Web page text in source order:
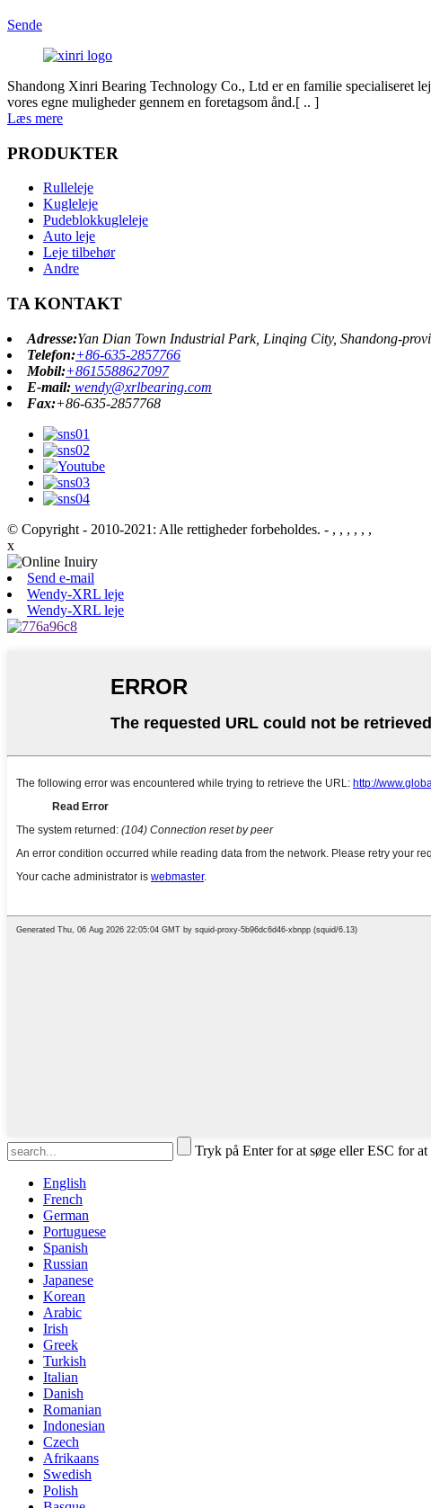
Sende
Shandong Xinri Bearing Technology Co., Ltd er en familie specialiseret
vores egne muligheder gennem en foretagsom ånd.[ .. ]
Læs mere
PRODUKTER
Rulleleje
Kugleleje
Pudeblokkugleleje
Auto leje
Leje tilbehør
Andre
TA KONTAKT
Adresse:Yan Dian Town Industrial Park, Linqing City, Shandong-
Telefon:+86-635-2857766
Mobil:+8615588627097
E-mail: wendy@xrlbearing.com
Fax:+86-635-2857768
© Copyright - 2010-2021: Alle rettigheder forbeholdes. - , , , , , ,
x
Send e-mail
Wendy-XRL leje
Wendy-XRL leje
Tryk på Enter for at søge eller ESC for
English
French
German
Portuguese
Spanish
Russian
Japanese
Korean
Arabic
Irish
Greek
Turkish
Italian
Danish
Romanian
Indonesian
Czech
Afrikaans
Swedish
Polish